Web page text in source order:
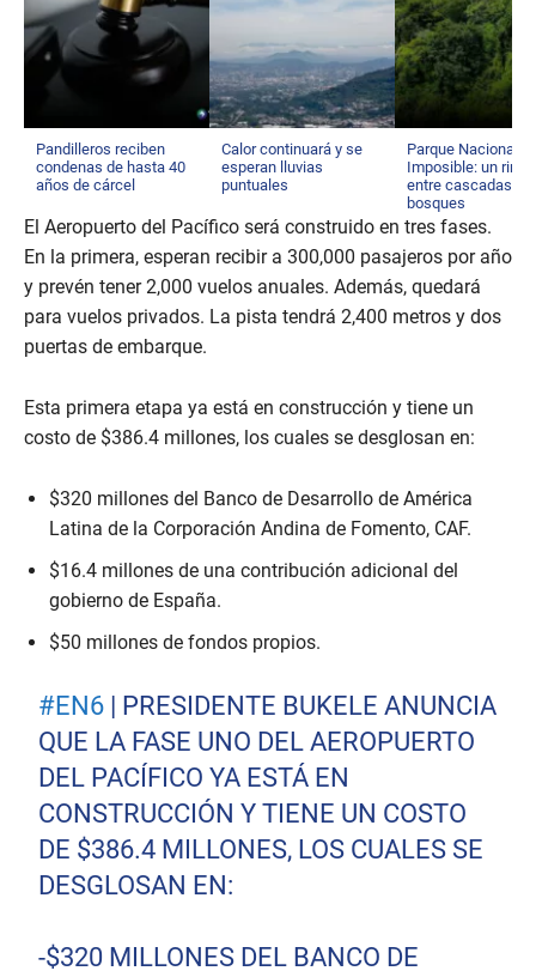
Pandilleros reciben
condenas de hasta 40
años de cárcel
Calor continuará y se
esperan lluvias
puntuales
Parque Nacional El
Imposible: un
entre cascadas y
bosques
El Aeropuerto del Pacífico será construido en tres fases.
En la primera, esperan recibir a 300,000 pasajeros por año
y prevén tener 2,000 vuelos anuales. Además, quedará
para vuelos privados. La pista tendrá 2,400 metros y dos
puertas de embarque.
Esta primera etapa ya está en construcción y tiene un
costo de $386.4 millones, los cuales se desglosan en:
$320 millones del Banco de Desarrollo de América
Latina de la Corporación Andina de Fomento, CAF.
$16.4 millones de una contribución adicional del
gobierno de España.
$50 millones de fondos propios.
#EN6 | PRESIDENTE BUKELE ANUNCIA
QUE LA FASE UNO DEL AEROPUERTO
DEL PACÍFICO YA ESTÁ EN
CONSTRUCCIÓN Y TIENE UN COSTO
DE $386.4 MILLONES, LOS CUALES SE
DESGLOSAN EN:
-$320 MILLONES DEL BANCO DE